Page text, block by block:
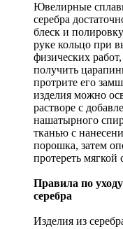
Ювелирные
серебра
блеск и
руке кольцо при
физических
получить
протрите его
изделия можно
растворе с
нашатырного
тканью с
порошка, затем
протереть
Правила по
серебра
Изделия из